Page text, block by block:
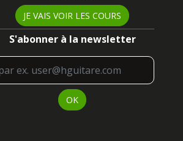
JE VAIS VOIR LES COURS
S'abonner à la newsletter
OK